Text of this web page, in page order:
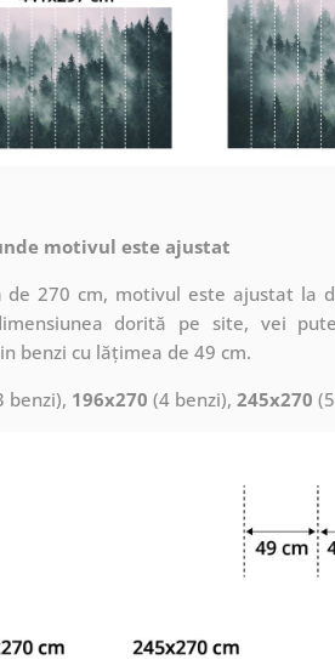
motivul este ajustat
270 cm, motivul este ajustat la
dorită pe site, vei
benzi cu lățimea de 49 cm.
benzi), 196x270 (4 benzi), 245x270